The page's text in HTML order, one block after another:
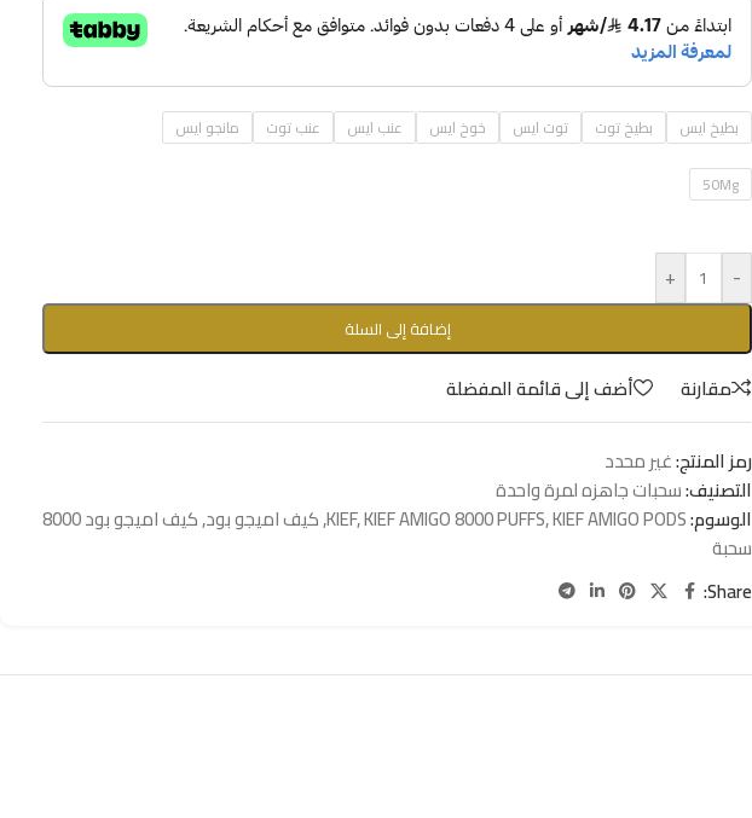
بطيخ ايس بطيخ توت توت ايس خوخ ايس عنب ايس عنب توت مانجو ايس
50Mg
-
+
إضافة إلى السلة
مقارنة أضف إلى قائمة المفضلة
رمز المنتج:غير محدد
التصنيف:سحبات جاهزه لمرة واحدة
الوسوم:
KIEF,KIEF AMIGO 8000 PUFFS,KIEF AMIGO PODS
,كيف اميجو بود,
كيف اميجو بود 8000
سحبة
Share: